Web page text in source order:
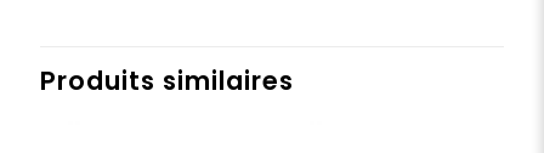
Produits similaires